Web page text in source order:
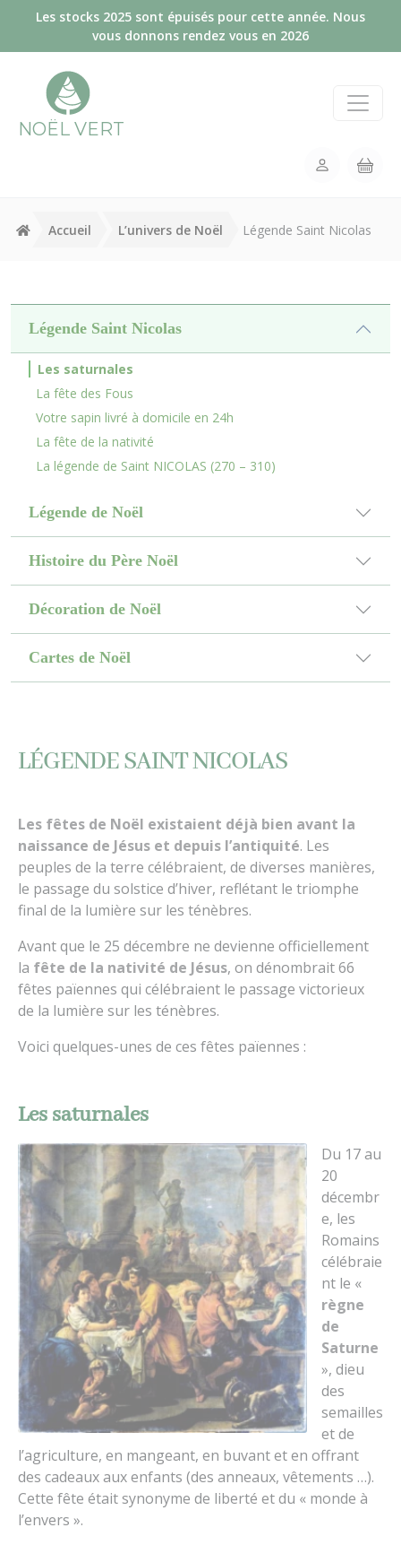
Panneau de gestion des cookies
Les stocks 2025 sont épuisés pour cette année. Nous
vous donnons rendez vous en 2026
NOËL VERT
Accueil L’univers de Noël Légende Saint Nicolas
Légende Saint Nicolas
Les saturnales
La fête des Fous
Votre sapin livré à domicile en 24h
La fête de la nativité
La légende de Saint NICOLAS (270 – 310)
Légende de Noël
Histoire du Père Noël
Décoration de Noël
Cartes de Noël
LÉGENDE SAINT NICOLAS
Les fêtes de Noël existaient déjà bien avant la
naissance de Jésus et depuis l’antiquité. Les
peuples de la terre célébraient, de diverses manières,
le passage du solstice d’hiver, reflétant le triomphe
final de la lumière sur les ténèbres.
Avant que le 25 décembre ne devienne officiellement
la fête de la nativité de Jésus, on dénombrait 66
fêtes païennes qui célébraient le passage victorieux
de la lumière sur les ténèbres.
Voici quelques-unes de ces fêtes païennes :
Les saturnales
Du 17 au
20
décembr
e, les
Romains
célébraie
nt le «
règne
de
Saturne
», dieu
des
semailles
et de
l’agriculture, en mangeant, en buvant et en offrant
des cadeaux aux enfants (des anneaux, vêtements …).
Cette fête était synonyme de liberté et du « monde à
l’envers ».